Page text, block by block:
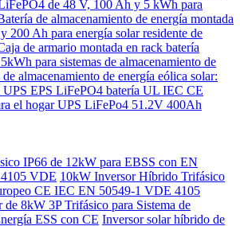
de 48 V, 100 Ah y 5 kWh para
de almacenamiento de energía montada
200 Ah para energía solar residente de
de armario montada en rack batería
para sistemas de almacenamiento de
de almacenamiento de energía eólica solar:
EPS LiFePO4 batería UL IEC CE
el hogar UPS LiFePo4 51.2V 400Ah
IP66 de 12kW para EBSS con EN
VDE 10kW Inversor Híbrido Trifásico
CE IEC EN 50549-1 VDE 4105
8kW 3P Trifásico para Sistema de
ESS con CE Inversor solar híbrido de